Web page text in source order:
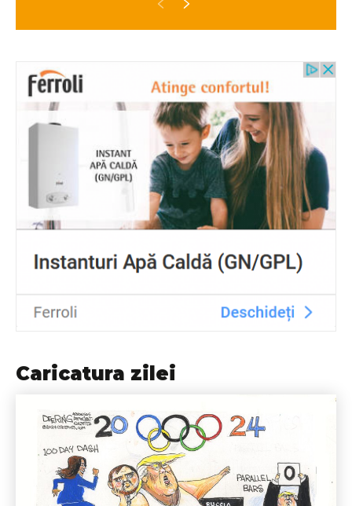
Caricatura zilei